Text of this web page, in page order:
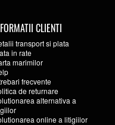
CLIENTI
transport si plata
in rate
marimilor
frecvente
de returnare
alternativa a
online a litigiilor